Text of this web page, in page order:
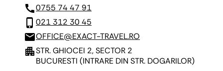
call0755 74 47 91
phone_iphone 021 312 30 45
mailOFFICE@EXACT-TRAVEL.RO
apartmentSTR. GHIOCEI 2, SECTOR 2
BUCURESTI (INTRARE DIN STR. DOGARILOR)